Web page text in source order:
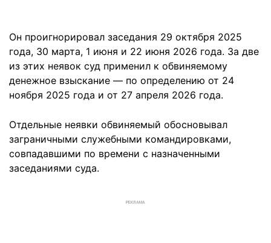
Он проигнорировал заседания 29 октября 2025
года, 30 марта, 1 июня и 22 июня 2026 года. За две
из этих неявок суд применил к обвиняемому
денежное взыскание — по определению от 24
ноября 2025 года и от 27 апреля 2026 года.
Отдельные неявки обвиняемый обосновывал
заграничными служебными командировками,
совпадавшими по времени с назначенными
заседаниями суда.
РЕКЛАМА